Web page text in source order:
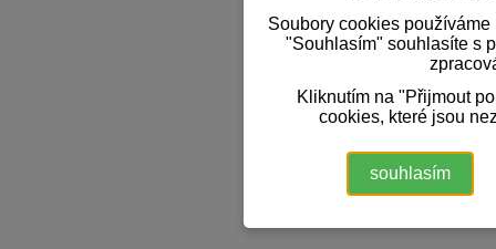
Soubory cookies
"Souhlasím" souhlasíte s
Kliknutím na "Přijmout
cookies, které jsou
souhlasím